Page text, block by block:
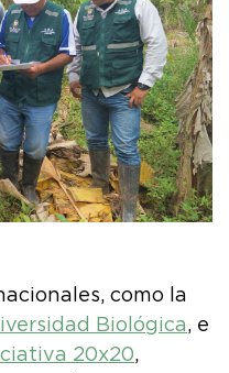
como la
Biológica, e
20x20,